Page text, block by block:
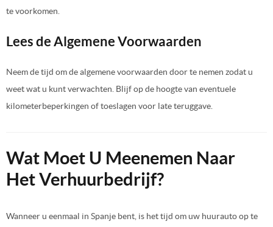
te voorkomen.
Lees de Algemene Voorwaarden
Neem de tijd om de algemene voorwaarden door te nemen zodat u
weet wat u kunt verwachten. Blijf op de hoogte van eventuele
kilometerbeperkingen of toeslagen voor late teruggave.
Wat Moet U Meenemen Naar
Het Verhuurbedrijf?
Wanneer u eenmaal in Spanje bent, is het tijd om uw huurauto op te